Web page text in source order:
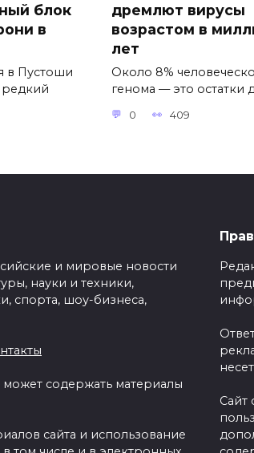
блок
в
в Пустоши
дремлют вирусы
возрастом в
лет
Около 8%
генома — это остатки
0 409
и мировые новости
науки и техники,
спорта, шоу-бизнеса,
содержать материалы
сайта и использование
Сайт